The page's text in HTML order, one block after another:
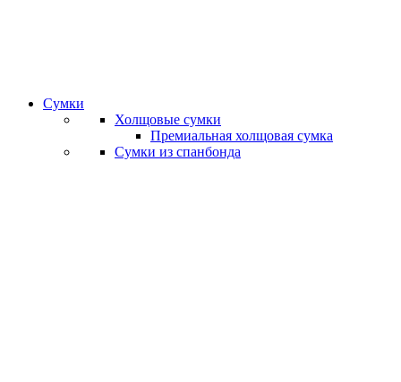
Сумки
Холщовые сумки
Премиальная холщовая сумка
Сумки из спанбонда